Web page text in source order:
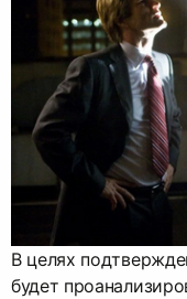
В целях
будет